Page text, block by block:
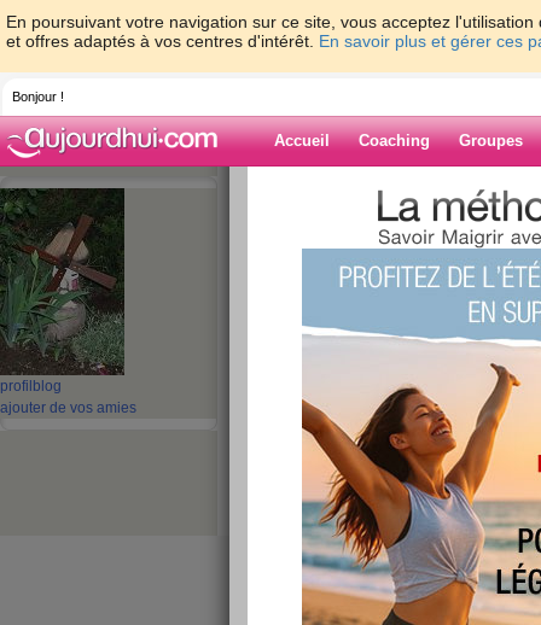
En poursuivant votre navigation sur ce site, vous acceptez
et offres adaptés à vos centres d'intérêt. En savoir plus et gérer ces
Bonjour !
Accueil Coaching Groupes
profil blog
ajouter de vos amies
>
Blog de guel23
21 - 30 31 - 40 41 - 50 51 -
‹ Préc. 21 22 23 24 25
Mes 60 ans
publié le 16/09/2012 à 11:36